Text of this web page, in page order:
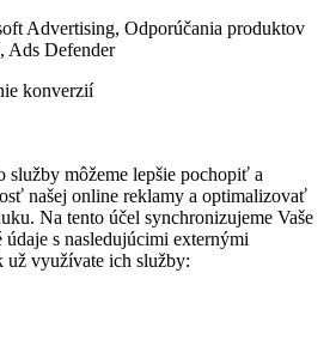
Advertising, Odporúčania produktov
Ads Defender
konverzií
služby môžeme lepšie pochopiť a
našej online reklamy a optimalizovať
Na tento účel synchronizujeme Vaše
údaje s nasledujúcimi externými
využívate ich služby: